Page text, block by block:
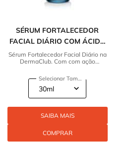
SÉRUM FORTALECEDOR
FACIAL DIÁRIO COM ÁCIDO
HIALURÔNICO VICHY
MINERAL 89
Sérum Fortalecedor Facial Diário na
DermaClub. Com com ação
Selecionar Tamanho
SAIBA MAIS
COMPRAR